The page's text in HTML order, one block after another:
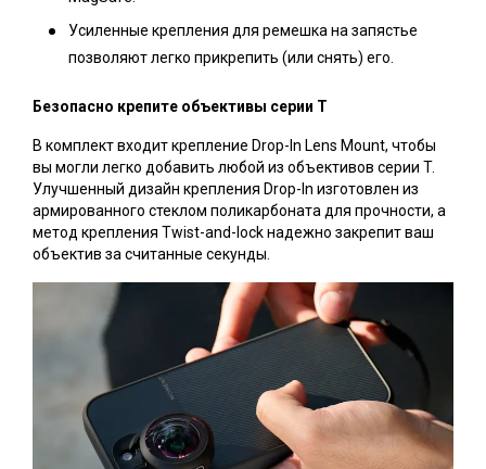
Усиленные крепления для ремешка на запястье
позволяют легко прикрепить (или снять) его.
Безопасно крепите объективы серии Т
В комплект входит крепление Drop-In Lens Mount, чтобы
вы могли легко добавить любой из объективов серии T.
Улучшенный дизайн крепления Drop-In изготовлен из
армированного стеклом поликарбоната для прочности, а
метод крепления Twist-and-lock надежно закрепит ваш
объектив за считанные секунды.